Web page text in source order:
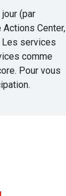
(par
Center,
Les services
comme
Pour vous